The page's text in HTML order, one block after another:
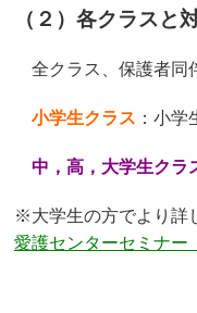
（２）各クラスと
全クラス、保護者同
小学生クラス ：小学
中，高，大学生クラ
※大学生の方でより詳
愛護センターセミナ